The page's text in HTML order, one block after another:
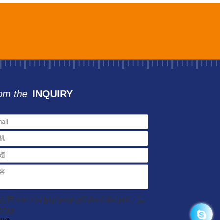
the INQUIRY
持.rar/.zip/.jpg/.png/.gif/.doc/.xls/.pdf，最